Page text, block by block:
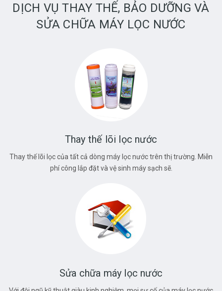
DỊCH VỤ THAY THẾ, BẢO DƯỠNG VÀ
SỬA CHỮA MÁY LỌC NƯỚC
Thay thế lõi lọc nước
Thay thế lõi lọc của tất cả dòng máy lọc nước trên thị trường. Miễn
phí công lắp đặt và vệ sinh máy sạch sẽ.
Sửa chữa máy lọc nước